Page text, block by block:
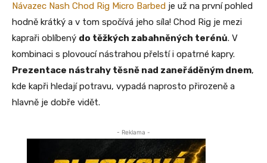
Návazec Nash Chod Rig Micro Barbed je už na první pohled
hodně krátký a v tom spočívá jeho síla! Chod Rig je mezi
kapraři oblíbený do těžkých zabahněných terénů. V
kombinaci s plovoucí nástrahou přelstí i opatrné kapry.
Prezentace nástrahy těsně nad zaneřáděným dnem,
kde kapři hledají potravu, vypadá naprosto přirozeně a
hlavně je dobře vidět.
- Reklama -